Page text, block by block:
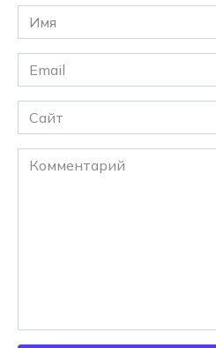
Имя
*
Email
*
Сайт
Комментарий